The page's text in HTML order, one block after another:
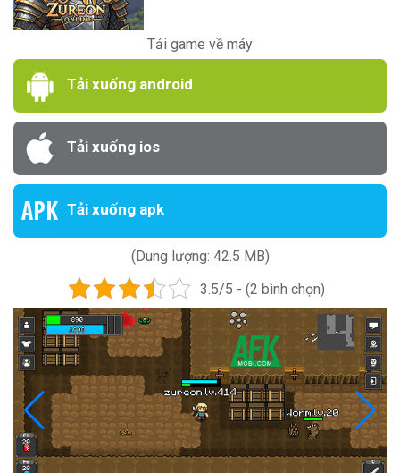
Tải game về máy
Tải xuống android
Tải xuống ios
Tải xuống apk
(Dung lượng: 42.5 MB)
3.5/5 - (2 bình chọn)